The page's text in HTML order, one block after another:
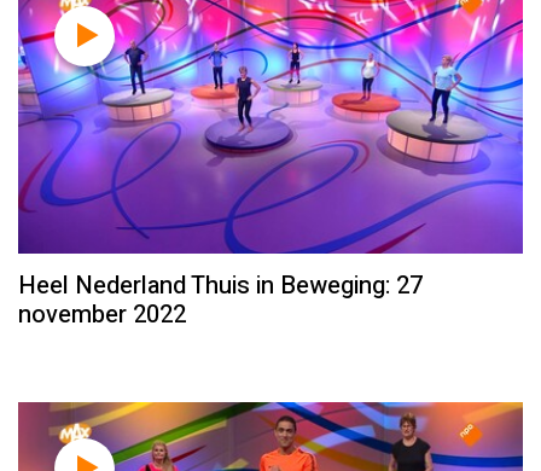
Heel Nederland Thuis in Beweging: 27
november 2022